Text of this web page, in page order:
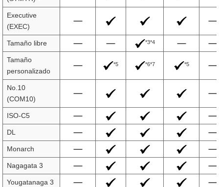
Executive
(EXEC)
Tamaño libre *3*4
Tamaño
personalizado
*5 *6*7 *5
No.10
(COM10)
ISO-C5
DL
Monarch
Nagagata 3
Yougatanaga 3